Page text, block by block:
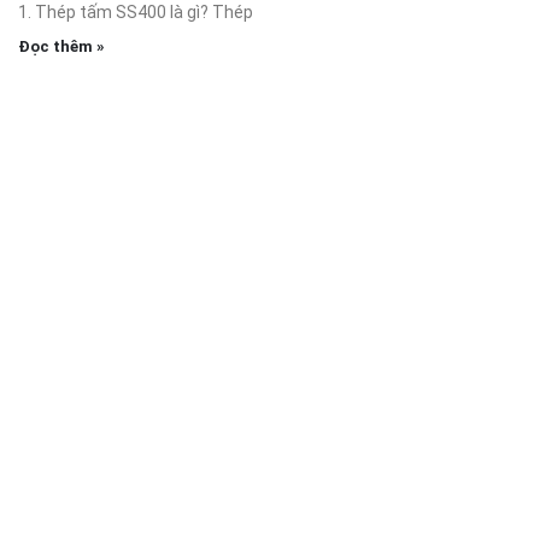
1. Thép tấm SS400 là gì? Thép
Đọc thêm »